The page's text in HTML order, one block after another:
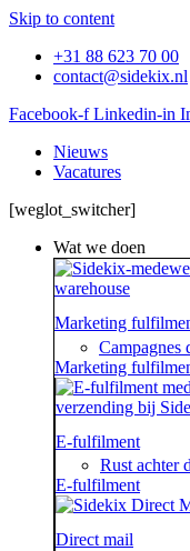
Skip to content
+31 88 623 70 00
contact@sidekix.nl
Facebook-f Linkedin-in
Nieuws
Vacatures
[weglot_switcher]
Wat we doen
Marketing
Marketing
E-fulfilment
Rust achter
E-fulfilment
Direct mail